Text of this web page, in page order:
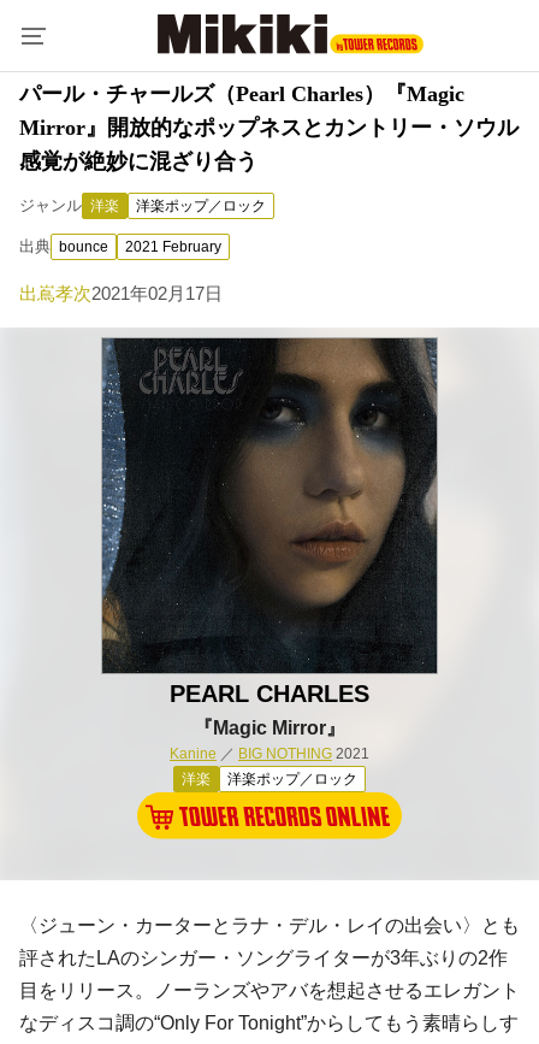
パール・チャールズ（Pearl Charles）『Magic
Mirror』開放的なポップネスとカントリー・ソウル
感覚が絶妙に混ざり合う
ジャンル 洋楽 洋楽ポップ／ロック
出典 bounce 2021 February
出嶌孝次2021年02月17日
PEARL CHARLES
『Magic Mirror』
Kanine ／ BIG NOTHING 2021
洋楽
洋楽ポップ／ロック
〈ジューン・カーターとラナ・デル・レイの出会い〉とも
評されたLAのシンガー・ソングライターが3年ぶりの2作
目をリリース。ノーランズやアバを想起させるエレガント
なディスコ調の“Only For Tonight”からしてもう素晴らしす